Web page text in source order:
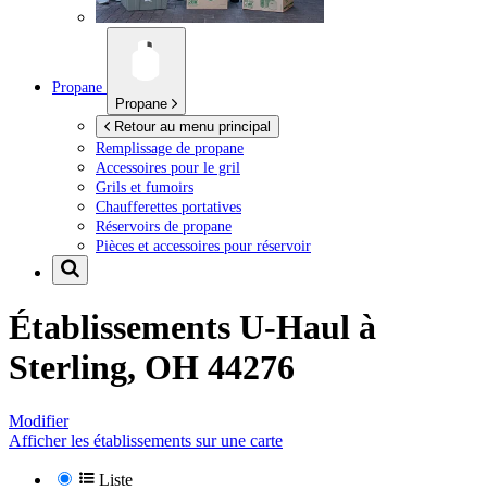
Propane
Propane
Retour au menu principal
Remplissage de propane
Accessoires pour le gril
Grils et fumoirs
Chaufferettes portatives
Réservoirs de propane
Pièces et accessoires pour réservoir
Établissements U-Haul à
Sterling, OH 44276
Modifier
Afficher les établissements sur une carte
Liste